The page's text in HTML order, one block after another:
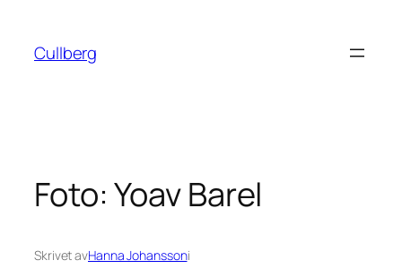
innehåll
Cullberg
Foto: Yoav Barel
Skrivet avHanna Johanssoni